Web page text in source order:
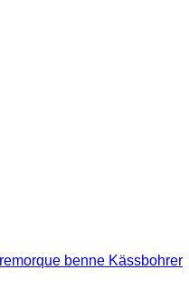
benne Kässbohrer